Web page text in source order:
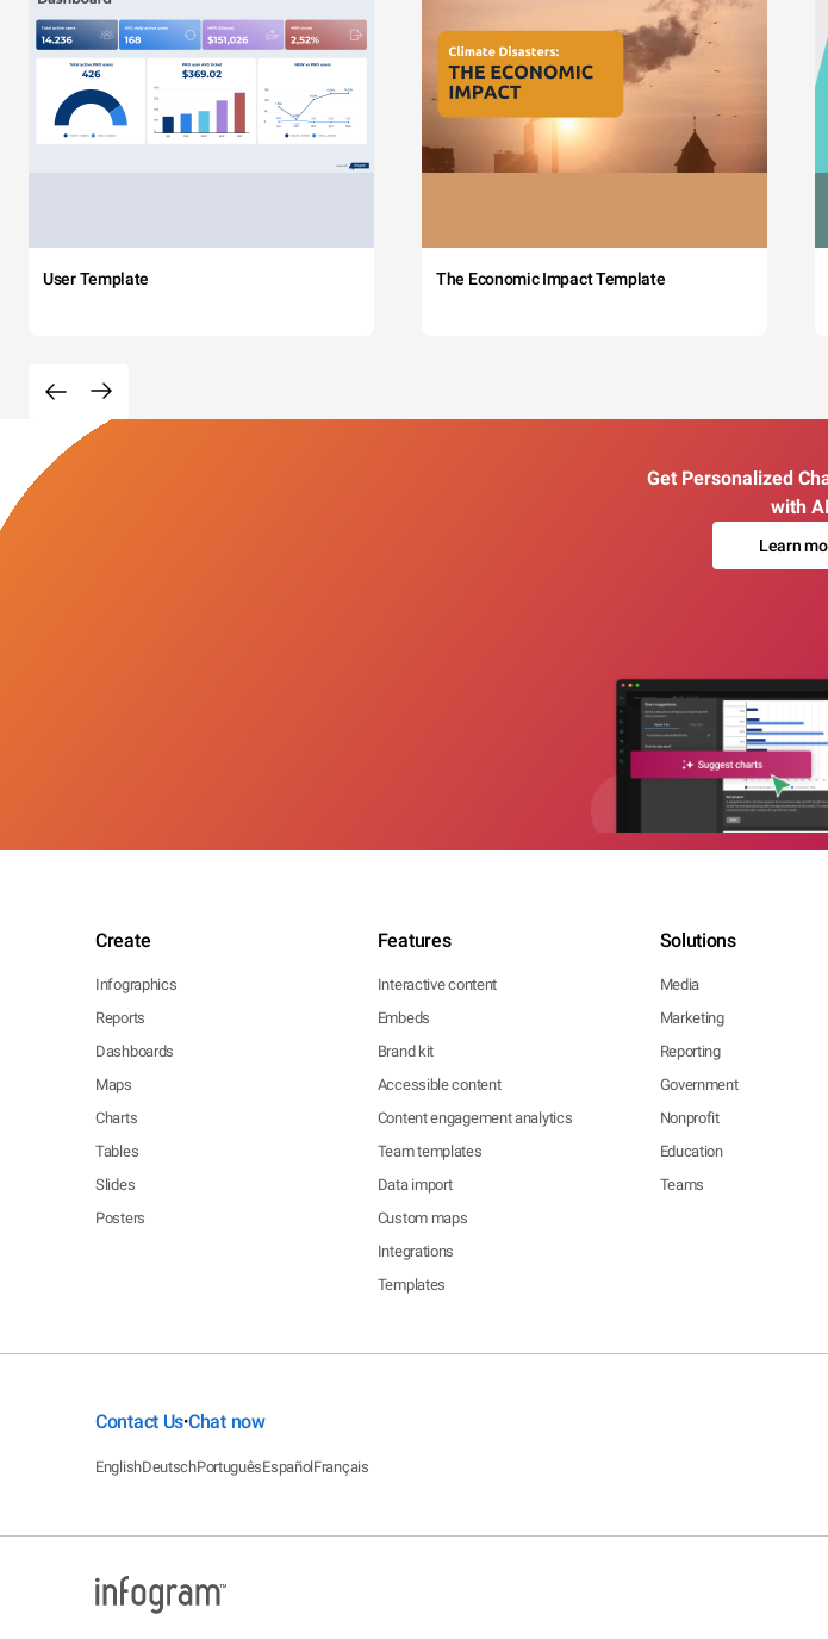
User Template The Economic Impact Template
Get Personalized
with AI
Learn
Create
Infographics
Reports
Dashboards
Maps
Charts
Tables
Slides
Posters
Features
Interactive content
Embeds
Brand kit
Accessible content
Content engagement analytics
Team templates
Data import
Custom maps
Integrations
Templates
Solutions
Media
Marketing
Reporting
Government
Nonprofit
Education
Teams
Contact Us•Chat now
EnglishDeutschPortuguêsEspañolFrançais